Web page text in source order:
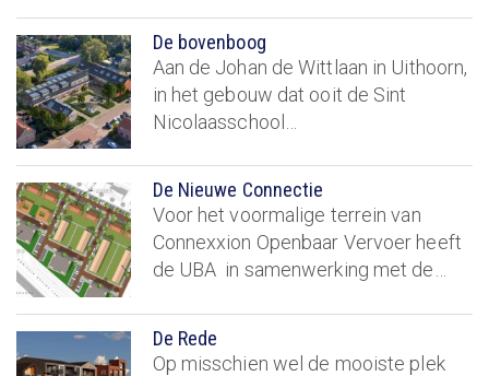
De bovenboog
Aan de Johan de Wittlaan in Uithoorn,
in het gebouw dat ooit de Sint
Nicolaasschool…
De Nieuwe Connectie
Voor het voormalige terrein van
Connexxion Openbaar Vervoer heeft
de UBA in samenwerking met de…
De Rede
Op misschien wel de mooiste plek